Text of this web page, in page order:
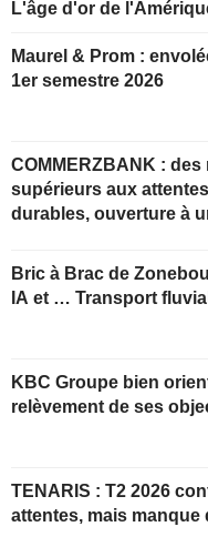
L'âge d'or de
Maurel & Prom :
1er semestre 2026
COMMERZBANK : des résultats
supérieurs aux
durables, ouverture à
Bric à Brac de
IA et … Transport fluvial
KBC Groupe bien
relèvement de ses
TENARIS : T2 2026 conforme aux
attentes, mais manque